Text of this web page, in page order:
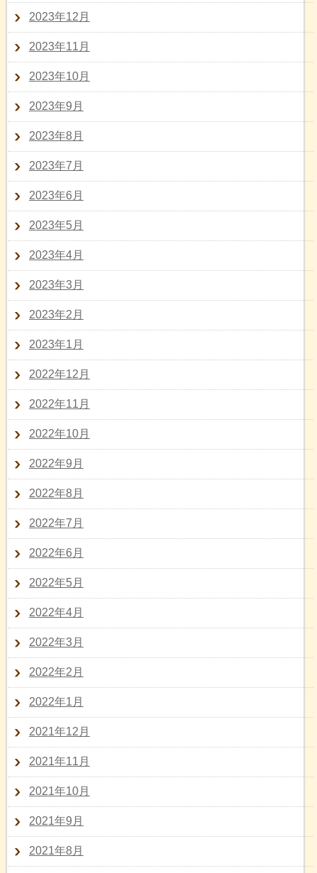
2023年12月
2023年11月
2023年10月
2023年9月
2023年8月
2023年7月
2023年6月
2023年5月
2023年4月
2023年3月
2023年2月
2023年1月
2022年12月
2022年11月
2022年10月
2022年9月
2022年8月
2022年7月
2022年6月
2022年5月
2022年4月
2022年3月
2022年2月
2022年1月
2021年12月
2021年11月
2021年10月
2021年9月
2021年8月